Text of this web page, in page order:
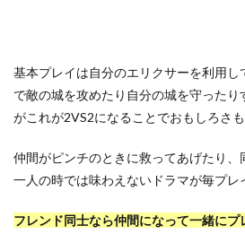
基本プレイは自分のエリクサーを利用し
で敵の城を攻めたり自分の城を守った
がこれが2VS2になることでおもしろさも
仲間がピンチのときに救ってあげたり
一人の時では味わえないドラマが毎プレ
フレンド同士なら仲間になって一緒に